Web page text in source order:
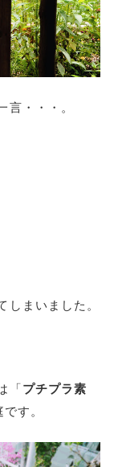
言・・・。
まいました。
「 プチプラ素
す。